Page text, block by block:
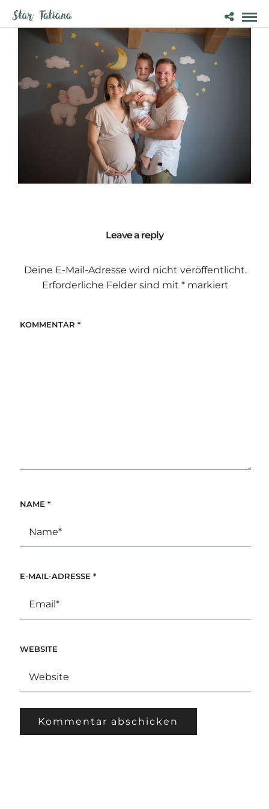
Leave a reply
Deine E-Mail-Adresse wird nicht veröffentlicht.
Erforderliche Felder sind mit *markiert
KOMMENTAR *
NAME *
E-MAIL-ADRESSE *
WEBSITE